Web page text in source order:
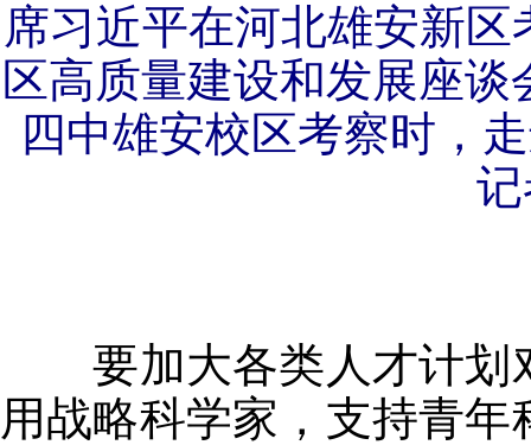
席习近平在河北雄安新
区高质量建设和发展座
四中雄安校区考察时，
要加大各类人才计划
用战略科学家，支持青